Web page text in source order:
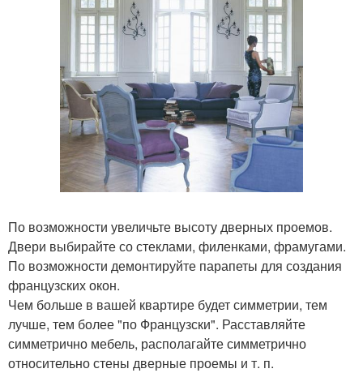
По возможности увеличьте высоту дверных проемов.
Двери выбирайте со стеклами, филенками, фрамугами.
По возможности демонтируйте парапеты для создания
французских окон.
Чем больше в вашей квартире будет симметрии, тем
лучше, тем более "по Французски". Расставляйте
симметрично мебель, располагайте симметрично
относительно стены дверные проемы и т. п.